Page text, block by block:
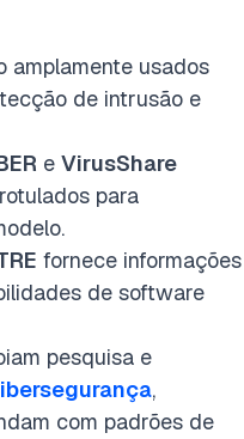
amplamente usados
de intrusão e
e VirusShare
para
fornece informações
de software
pesquisa e
,
com padrões de